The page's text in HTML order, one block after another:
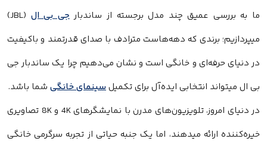
بررسی عمیق چند مدل برجسته از ساندبارجی بی ال
برندی که دهه‌هاست مترادف با صدای قدرتمند و باکیفیت
حرفه‌ای و خانگی است و نشان می‌دهیم چرا یک ساندبار جی
میتواند انتخابی ایده‌آل برای تکمیلسینمای خانگیشما باشد.
در دنیای امروز، تلویزیون‌های مدرن با نمایشگرهای 4K و 8K تصاویری
ارائه میدهند، اما یک جنبه حیاتی از تجربه سرگرمی خانگی